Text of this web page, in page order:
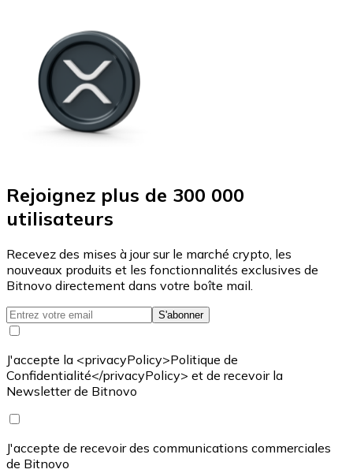
Rejoignez plus de 300 000
utilisateurs
Recevez des mises à jour sur le marché crypto, les
nouveaux produits et les fonctionnalités exclusives de
Bitnovo directement dans votre boîte mail.
S'abonner
J'accepte la <privacyPolicy>Politique de
Confidentialité</privacyPolicy> et de recevoir la
Newsletter de Bitnovo
J'accepte de recevoir des communications commerciales
de Bitnovo